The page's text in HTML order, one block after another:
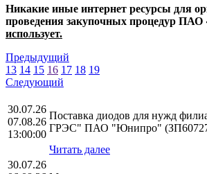
Никакие иные интернет ресурсы для
проведения закупочных процедур
использует.
Предыдущий
13 14 15 16 17 18 19
Следующий
30.07.26
07.08.26
13:00:00
Поставка диодов для нужд
ГРЭС" ПАО "Юнипро"
Читать далее
30.07.26